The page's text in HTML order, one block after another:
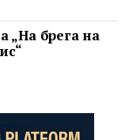
„На брега на